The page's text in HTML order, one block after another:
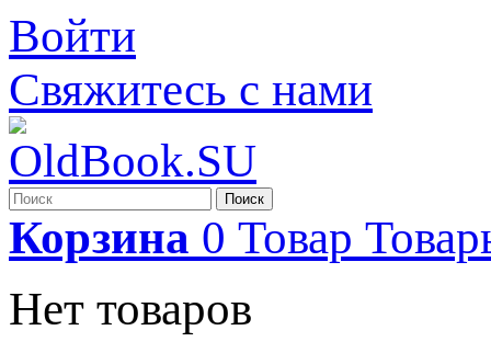
Войти
Свяжитесь с нами
Поиск
Корзина 0 Товар
Нет товаров